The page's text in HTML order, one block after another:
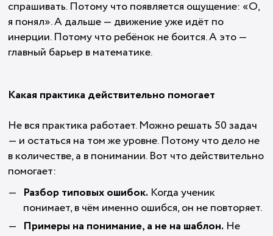
спрашивать. Потому что появляется ощущение: «О,
я понял». А дальше — движение уже идёт по
инерции. Потому что ребёнок не боится. А это —
главный барьер в математике.
Какая практика действительно помогает
Не вся практика работает. Можно решать 50 задач
— и остаться на том же уровне. Потому что дело не
в количестве, а в понимании. Вот что действительно
помогает:
Разбор типовых ошибок. Когда ученик
понимает, в чём именно ошибся, он не повторяет.
Примеры на понимание, а не на шаблон. Не